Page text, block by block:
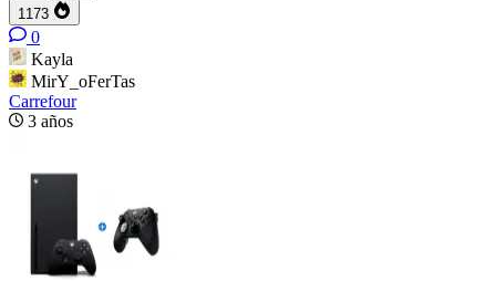
1173
0
Kayla
MirY_oFerTas
Carrefour
3 años